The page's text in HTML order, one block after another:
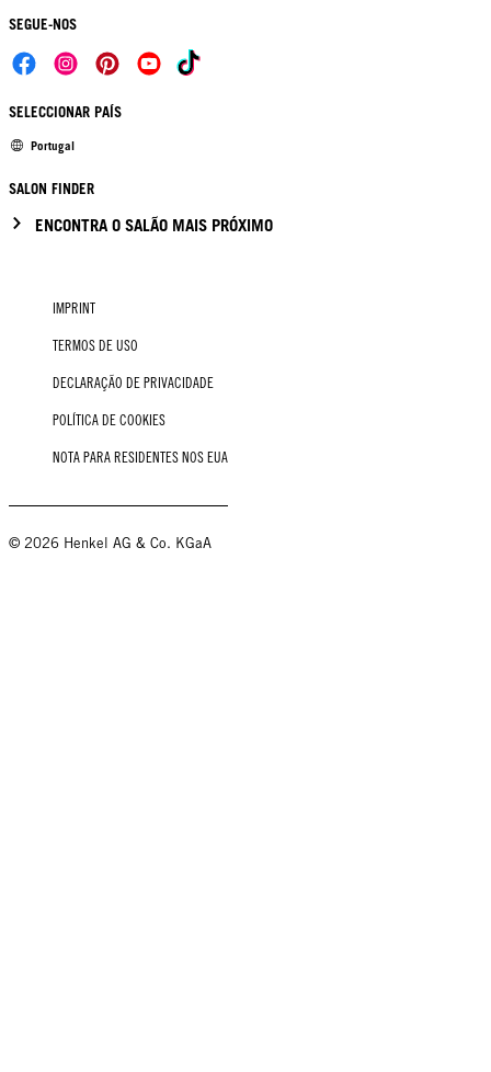
SEGUE-NOS
SELECCIONAR PAÍS
Portugal
SALON FINDER
ENCONTRA O SALÃO MAIS PRÓXIMO
IMPRINT
TERMOS DE USO
DECLARAÇÃO DE PRIVACIDADE
POLÍTICA DE COOKIES
NOTA PARA RESIDENTES NOS EUA
© 2026 Henkel AG & Co. KGaA